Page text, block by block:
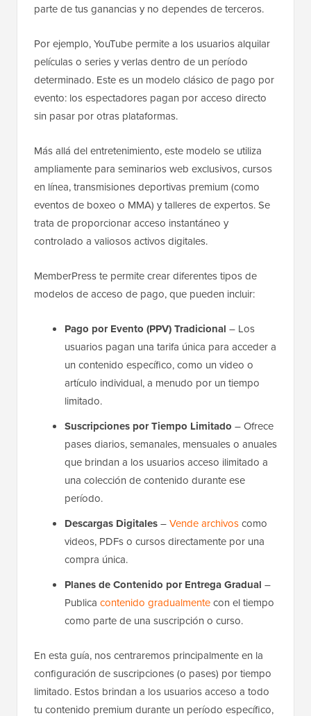
parte de tus ganancias y no dependes de terceros.
Por ejemplo, YouTube permite a los usuarios alquilar
películas o series y verlas dentro de un período
determinado. Este es un modelo clásico de pago por
evento: los espectadores pagan por acceso directo
sin pasar por otras plataformas.
Más allá del entretenimiento, este modelo se utiliza
ampliamente para seminarios web exclusivos, cursos
en línea, transmisiones deportivas premium (como
eventos de boxeo o MMA) y talleres de expertos. Se
trata de proporcionar acceso instantáneo y
controlado a valiosos activos digitales.
MemberPress te permite crear diferentes tipos de
modelos de acceso de pago, que pueden incluir:
Pago por Evento (PPV) Tradicional – Los
usuarios pagan una tarifa única para acceder a
un contenido específico, como un video o
artículo individual, a menudo por un tiempo
limitado.
Suscripciones por Tiempo Limitado – Ofrece
pases diarios, semanales, mensuales o anuales
que brindan a los usuarios acceso ilimitado a
una colección de contenido durante ese
período.
Descargas Digitales–Vende archivoscomo
videos, PDFs o cursos directamente por una
compra única.
Planes de Contenido por Entrega Gradual –
Publica contenido gradualmentecon el tiempo
como parte de una suscripción o curso.
En esta guía, nos centraremos principalmente en la
configuración de suscripciones (o pases) por tiempo
limitado. Estos brindan a los usuarios acceso a todo
tu contenido premium durante un período específico,